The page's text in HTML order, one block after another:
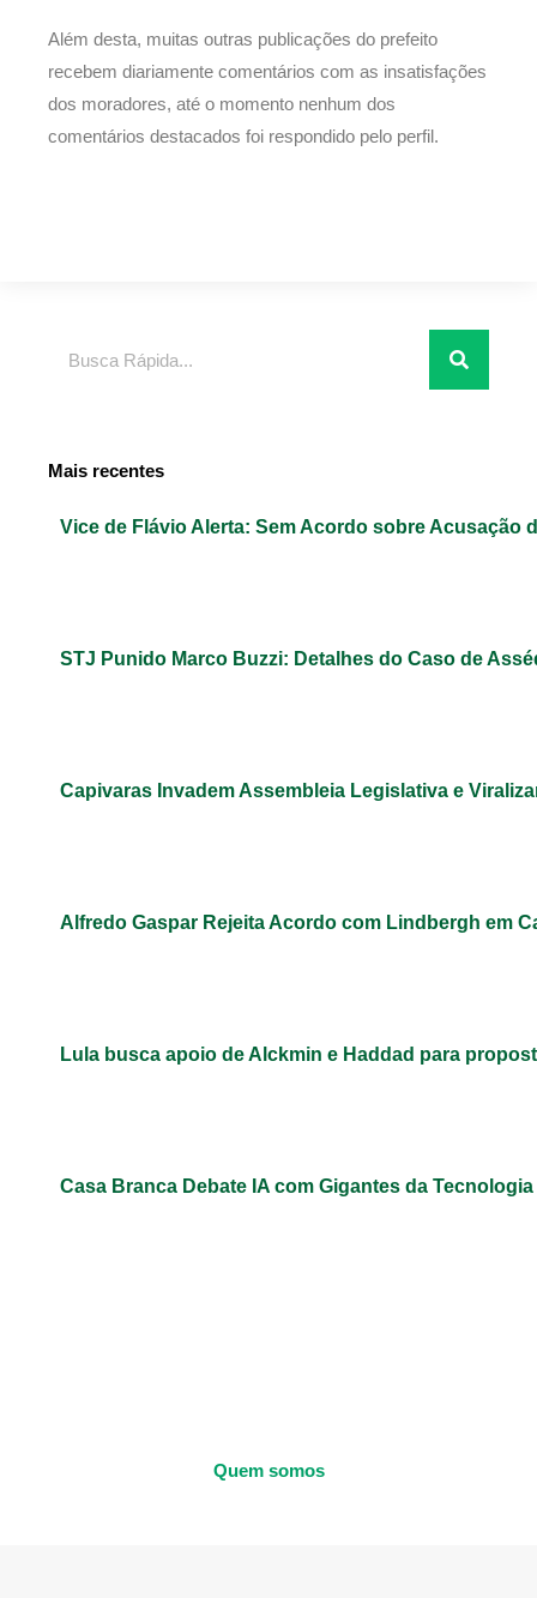
Além desta, muitas outras publicações do prefeito
recebem diariamente comentários com as insatisfações
dos moradores, até o momento nenhum dos
comentários destacados foi respondido pelo perfil.
Mais recentes
Vice de Flávio Alerta: Sem Acordo sobre Acusação
STJ Punido Marco Buzzi: Detalhes do Caso de
Capivaras Invadem Assembleia Legislativa e
Alfredo Gaspar Rejeita Acordo com Lindbergh em
Lula busca apoio de Alckmin e Haddad para
Casa Branca Debate IA com Gigantes da
Quem somos